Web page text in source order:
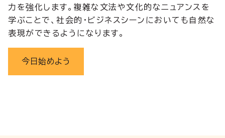
力を強化します。複雑な文法や文化的なニュアンスを
学ぶことで、社会的・ビジネスシーンにおいても自然な
表現ができるようになります。
今日始めよう